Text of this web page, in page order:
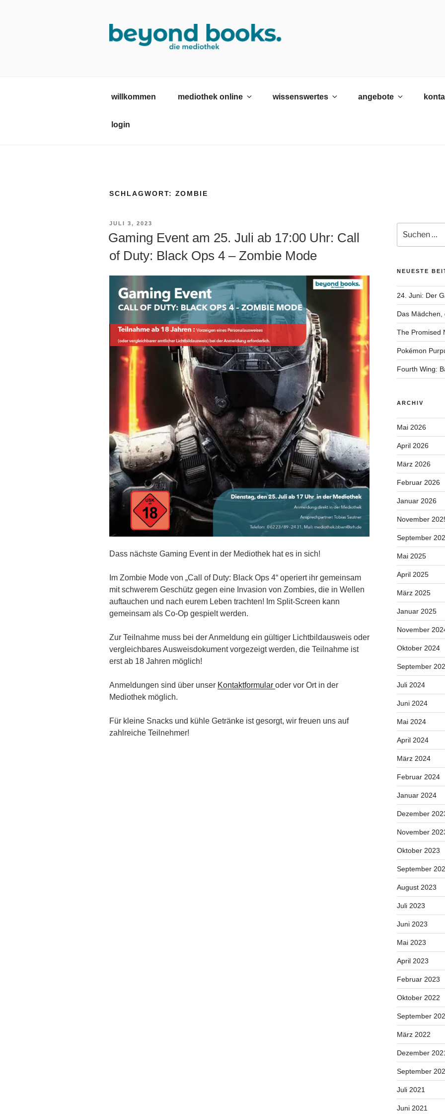
willkommen mediothek online wissenswertes angebote
login
SCHLAGWORT: ZOMBIE
VERÖFFENTLICHT
JULI 3, 2023
Gaming Event am 25. Juli ab 17:00 Uhr: Call
of Duty: Black Ops 4 – Zombie Mode
Dass nächste Gaming Event in der Mediothek hat es in sich!
Im Zombie Mode von „Call of Duty: Black Ops 4“ operiert ihr gemeinsam
mit schwerem Geschütz gegen eine Invasion von Zombies, die in Wellen
auftauchen und nach eurem Leben trachten! Im Split-Screen kann
gemeinsam als Co-Op gespielt werden.
Zur Teilnahme muss bei der Anmeldung ein gültiger Lichtbildausweis oder
vergleichbares Ausweisdokument vorgezeigt werden, die Teilnahme ist
erst ab 18 Jahren möglich!
Anmeldungen sind über unser Kontaktformular oder vor Ort in der
Mediothek möglich.
Für kleine Snacks und kühle Getränke ist gesorgt, wir freuen uns auf
zahlreiche Teilnehmer!
nach:
NEUESTE
24. Juni: Der
Das
The Promised
Pokémon
Fourth Wing:
ARCHIV
Mai 2026
April 2026
März 2026
Februar 2026
Januar 2026
November
September
Mai 2025
April 2025
März 2025
Januar 2025
November
Oktober 2024
September
Juli 2024
Juni 2024
Mai 2024
April 2024
März 2024
Februar 2024
Januar 2024
Dezember
November
Oktober 2023
September
August 2023
Juli 2023
Juni 2023
Mai 2023
April 2023
Februar 2023
Oktober 2022
September
März 2022
Dezember
September
Juli 2021
Juni 2021